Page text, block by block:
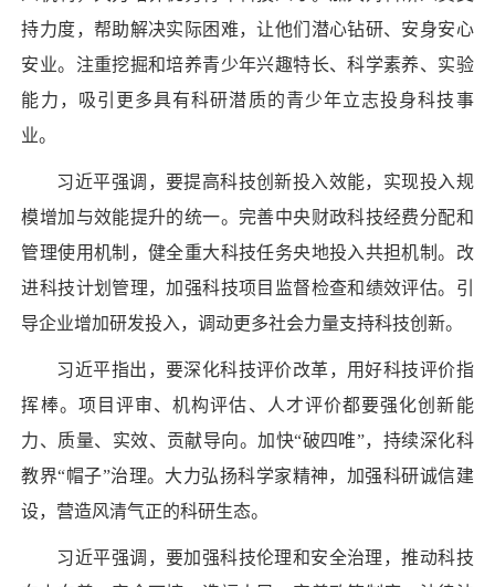
持力度，帮助解决实际困难，让他们潜心钻研、安身安心
安业。注重挖掘和培养青少年兴趣特长、科学素养、实验
能力，吸引更多具有科研潜质的青少年立志投身科技事
业。
习近平强调，要提高科技创新投入效能，实现投入规
模增加与效能提升的统一。完善中央财政科技经费分配和
管理使用机制，健全重大科技任务央地投入共担机制。改
进科技计划管理，加强科技项目监督检查和绩效评估。引
导企业增加研发投入，调动更多社会力量支持科技创新。
习近平指出，要深化科技评价改革，用好科技评价指
挥棒。项目评审、机构评估、人才评价都要强化创新能
力、质量、实效、贡献导向。加快“破四唯”，持续深化科
教界“帽子”治理。大力弘扬科学家精神，加强科研诚信建
设，营造风清气正的科研生态。
习近平强调，要加强科技伦理和安全治理，推动科技